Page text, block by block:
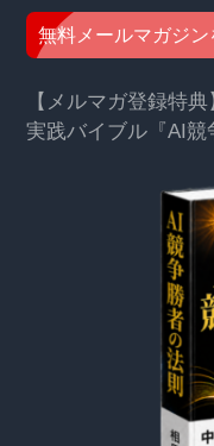
無料メールマガジン
【メルマガ登録特
実践バイブル『AI競